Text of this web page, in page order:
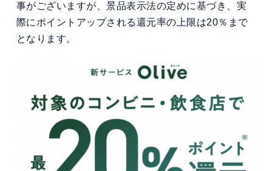
事がございますが、景品表示法の定めに基づき、実
際にポイントアップされる還元率の上限は20％まで
となります。